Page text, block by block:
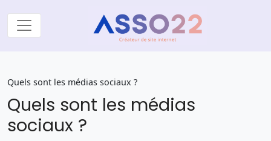
Quels sont les médias sociaux ?
Quels sont les médias
sociaux ?